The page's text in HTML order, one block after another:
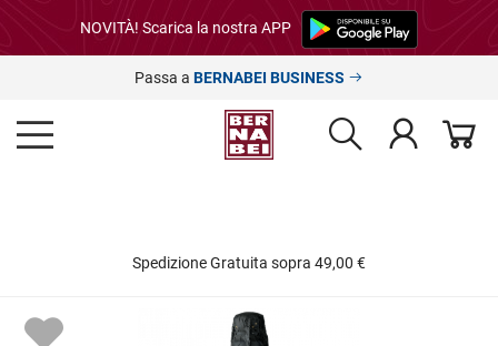
NOVITÀ! Scarica la nostra APP
Passa a BERNABEI BUSINESS
Spedizione Gratuita sopra 49,00 €